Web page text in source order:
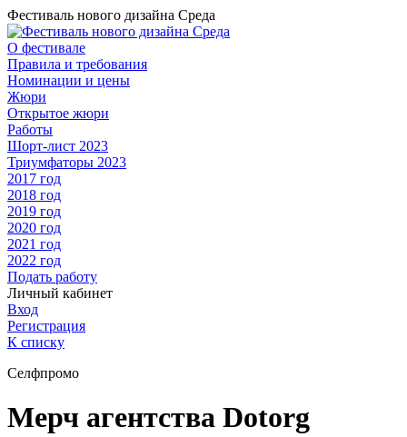
Фестиваль нового дизайна Среда
О фестивале
Правила и требования
Номинации и цены
Жюри
Открытое жюри
Работы
Шорт-лист 2023
Триумфаторы 2023
2017 год
2018 год
2019 год
2020 год
2021 год
2022 год
Подать работу
Личный кабинет
Вход
Регистрация
К списку
Селфпромо
Мерч агентства Dotorg